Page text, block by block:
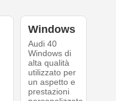
Windows
Audi 40
Windows di
alta qualità
utilizzato per
un aspetto e
prestazioni